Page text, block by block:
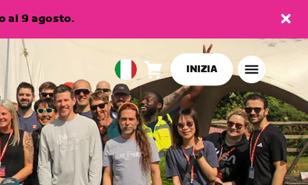
al 9 agosto.
European
Union
Italiano
Carrello0
articoli
INIZIA